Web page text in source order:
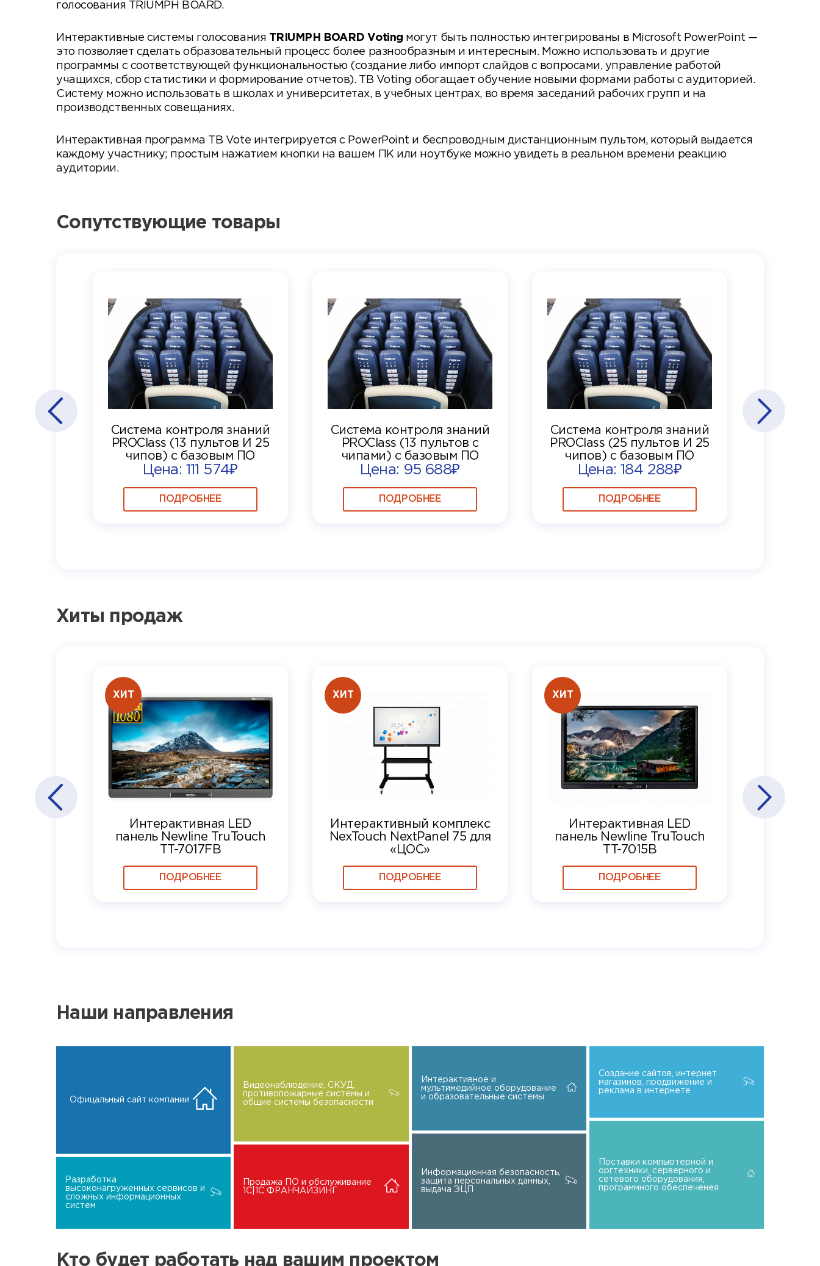
голосования TRIUMPH BOARD.
Интерактивные системы голосования TRIUMPH BOARD Voting могут быть полностью интегрированы в Microsoft PowerPoint —
это позволяет сделать образовательный процесс более разнообразным и интересным. Можно использовать и другие
программы с соответствующей функциональностью (создание либо импорт слайдов с вопросами, управление работой
учащихся, сбор статистики и формирование отчетов). TB Voting обогащает обучение новыми формами работы с аудиторией.
Систему можно использовать в школах и университетах, в учебных центрах, во время заседаний рабочих групп и на
производственных совещаниях.
Интерактивная программа TB Vote интегрируется с PowerPoint и беспроводным дистанционным пультом, который выдается
каждому участнику; простым нажатием кнопки на вашем ПК или ноутбуке можно увидеть в реальном времени реакцию
аудитории.
Сопутствующие товары
Система контроля знаний
PROClass (13 пультов И 25
чипов) с базовым ПО
Цена: 111 574₽
ПОДРОБНЕЕ
Система контроля знаний
PROClass (13 пультов с
чипами) с базовым ПО
Цена: 95 688₽
ПОДРОБНЕЕ
Система контроля знаний
PROClass (25 пультов И 25
чипов) с базовым ПО
Цена: 184 288₽
ПОДРОБНЕЕ
Хиты продаж
ХИТ
Интерактивная LED
панель Newline TruTouch
TT-7017FB
ПОДРОБНЕЕ
ХИТ
Интерактивный комплекс
NexTouch NextPanel 75 для
«ЦОС»
ПОДРОБНЕЕ
ХИТ
Интерактивная LED
панель Newline TruTouch
TT-7015B
ПОДРОБНЕЕ
Наши направления
Офицальный сайт компании
Разработка
высоконагруженных сервисов и
сложных информационных
систем
Видеонаблюдение, СКУД,
противопожарные системы и
общие системы безопасности
Продажа ПО и обслуживание
1C|1C ФРАНЧАЙЗИНГ
Интерактивное и
мультимедийное оборудование
и образовательные системы
Информационная безопасность,
защита персональных данных,
выдача ЭЦП
Создание сайтов, интернет
магазинов, продвижение и
реклама в интернете
Поставки компьютерной и
оргтехники, серверного и
сетевого оборудования,
программного обеспеченея
Кто будет работать над вашим проектом